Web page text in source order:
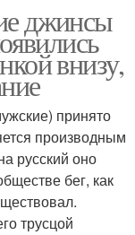
джинсы
внизу,
принято
производным
русский оно
бег, как
трусцой